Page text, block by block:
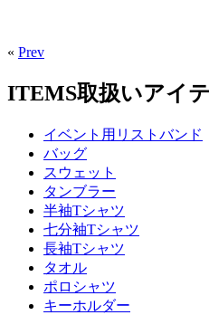
« Prev
ITEMS取扱いアイ
イベント用リストバンド
バッグ
スウェット
タンブラー
半袖Tシャツ
七分袖Tシャツ
長袖Tシャツ
タオル
ポロシャツ
キーホルダー